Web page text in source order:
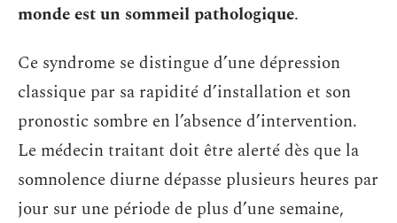
monde est un sommeil pathologique.
Ce syndrome se distingue d’une dépression
classique par sa rapidité d’installation et son
pronostic sombre en l’absence d’intervention.
Le médecin traitant doit être alerté dès que la
somnolence diurne dépasse plusieurs heures par
jour sur une période de plus d’une semaine,